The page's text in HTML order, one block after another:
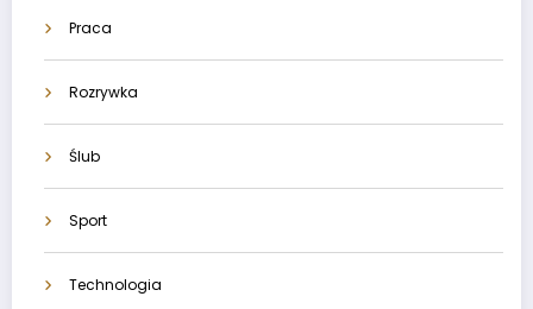
Praca
Rozrywka
Ślub
Sport
Technologia